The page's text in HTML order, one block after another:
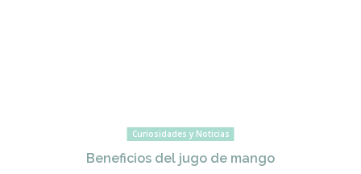
Curiosidades y Noticias
Beneficios del jugo de mango